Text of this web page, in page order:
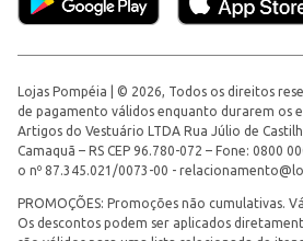
Lojas Pompéia | © 2026, Todos os direitos
de pagamento válidos enquanto durarem os
Artigos do Vestuário LTDA Rua Júlio de
Camaquã – RS CEP 96.780-072 – Fone: 0800
o nº 87.345.021/0073-00 -
PROMOÇÕES: Promoções não cumulativas.
Os descontos podem ser aplicados